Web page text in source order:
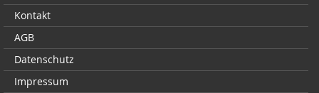
Kontakt
AGB
Datenschutz
Impressum